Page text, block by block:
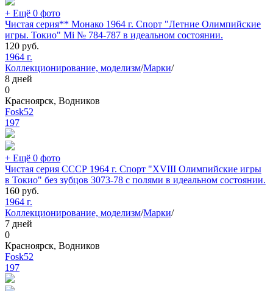
+ Ещё 0 фото
Чистая серия** Монако 1964 г. Спорт "Летние Олимпийские
игры. Токио" Mi № 784-787 в идеальном состоянии.
120 руб.
1964 г.
Коллекционирование, моделизм/Марки/
8 дней
0
Красноярск, Водников
Fosk52
197
+ Ещё 0 фото
Чистая серия СССР 1964 г. Спорт "XVIII Олимпийские игры
в Токио" без зубцов 3073-78 с полями в идеальном состоянии.
160 руб.
1964 г.
Коллекционирование, моделизм/Марки/
7 дней
0
Красноярск, Водников
Fosk52
197